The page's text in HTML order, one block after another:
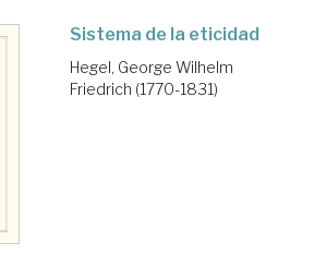
Sistema de la eticidad
Hegel, George Wilhelm
Friedrich (1770-1831)